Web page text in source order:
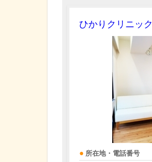
ひかりクリニック
所在地・電話番号